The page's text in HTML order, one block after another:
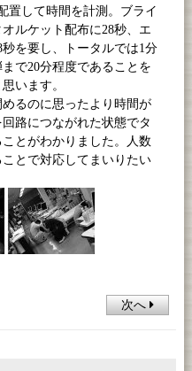
置して時間を計測。ブライ
ルケット配布に 28秒、エ
秒を要し、トータルでは1分
まで20分程度であることを
います。
るのに思ったより時間が
路につながれた状態でタ
とがわかりました。人数
とで対応してまいりたい
次へ